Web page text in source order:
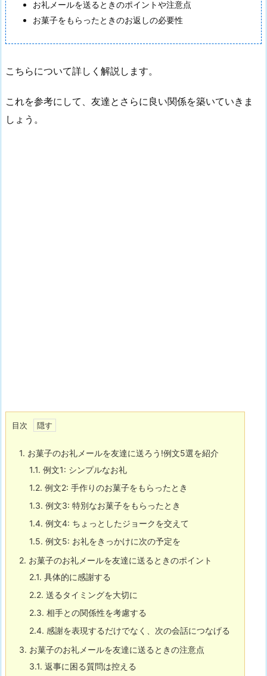
お礼メールを送るときのポイントや注意点
お菓子をもらったときのお返しの必要性
こちらについて詳しく解説します。
これを参考にして、友達とさらに良い関係を築いていきま
しょう。
目次
1. お菓子のお礼メールを友達に送ろう!例文5選を紹介
1.1. 例文1: シンプルなお礼
1.2. 例文2: 手作りのお菓子をもらったとき
1.3. 例文3: 特別なお菓子をもらったとき
1.4. 例文4: ちょっとしたジョークを交えて
1.5. 例文5: お礼をきっかけに次の予定を
2. お菓子のお礼メールを友達に送るときのポイント
2.1. 具体的に感謝する
2.2. 送るタイミングを大切に
2.3. 相手との関係性を考慮する
2.4. 感謝を表現するだけでなく、次の会話につなげる
3. お菓子のお礼メールを友達に送るときの注意点
3.1. 返事に困る質問は控える